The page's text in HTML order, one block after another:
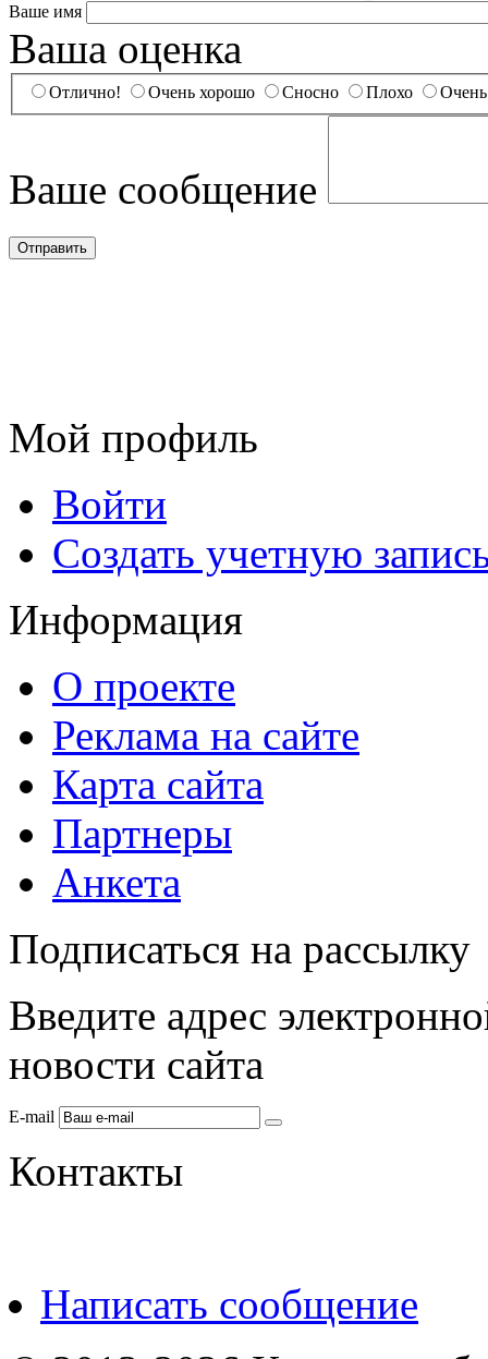
Ваше имя
Ваша оценка
Отлично! Очень хорошо Сносно Плохо
Ваше сообщение
Мой профиль
Войти
Создать учетную
Информация
О проекте
Реклама на сайте
Карта сайта
Партнеры
Анкета
Подписаться на рассылку
Введите адрес
новости сайта
E-mail
Контакты
Написать сообщение